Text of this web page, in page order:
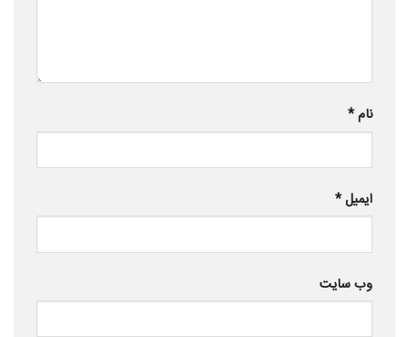
نام*
ایمیل*
وب‌ سایت